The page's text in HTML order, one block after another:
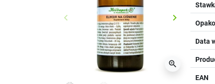
Poprzedni
keyboard_arrow_left Następny
keyboard_arrow_right
zoom_in
Data
EAN